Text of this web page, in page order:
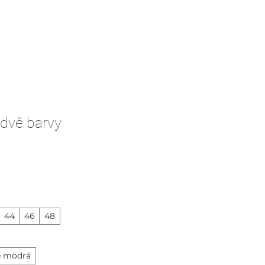
barvy
44 46 48
modrá